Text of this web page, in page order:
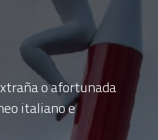
o afortunada
italiano e